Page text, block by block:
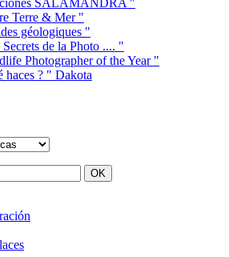
SALAMANDRA "
Terre & Mer "
géologiques "
de la Photo .... "
Photographer of the Year "
haces ? " Dakota